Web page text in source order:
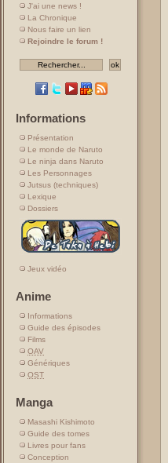
J'ai une news !
La Chronique
Nous faire un lien
Rejoindre le forum !
Informations
Présentation
Le monde de Naruto
Le ninja dans Naruto
Les Personnages
Jutsus (techniques)
Lexique
Dossiers
Jeux vidéo
Anime
Informations
Guide des épisodes
Films
OAV
Génériques
OST
Manga
Masashi Kishimoto
Guide des tomes
Livres pour fans
Conception